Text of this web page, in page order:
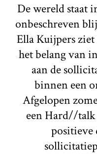
De wereld staat
onbeschreven
Ella Kuijpers
het belang van
aan de
binnen een
Afgelopen
een Hard//